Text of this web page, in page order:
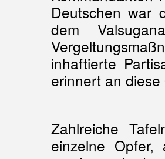
Deutschen war
dem
inhaftierte
erinnert an diese
Zahlreiche
einzelne